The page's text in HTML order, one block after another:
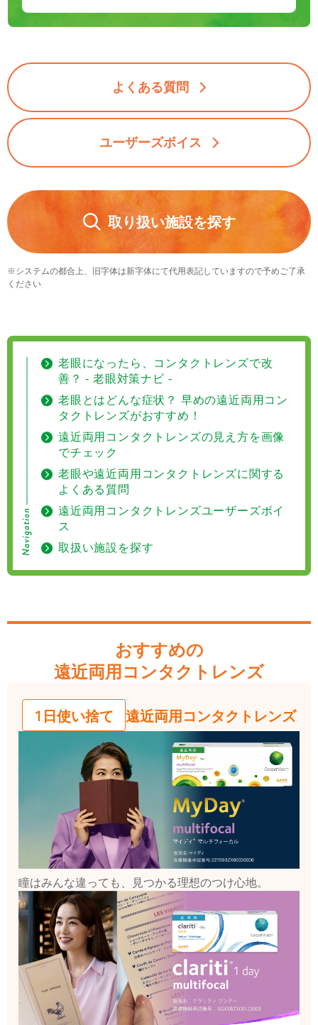
よくある質問
ユーザーズボイス
取り扱い施設を探す
※システムの都合上、旧字体は新字体にて代用表記していますので予めご了承
ください
老眼になったら、コンタクトレンズで改
善？ - 老眼対策ナビ -
老眼とはどんな症状？ 早めの遠近両用コン
タクトレンズがおすすめ！
遠近両用コンタクトレンズの見え方を画像
でチェック
老眼や遠近両用コンタクトレンズに関する
よくある質問
遠近両用コンタクトレンズユーザーズボイ
ス
取扱い施設を探す
おすすめの
遠近両用コンタクトレンズ
1日使い捨て 遠近両用コンタクトレンズ
瞳はみんな違っても、見つかる理想のつけ心地。